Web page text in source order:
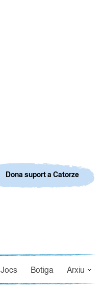
Jocs Botiga Arxiu
Dona suport a Catorze